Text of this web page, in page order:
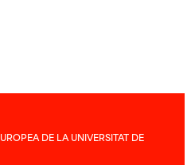
DE LA UNIVERSITAT DE